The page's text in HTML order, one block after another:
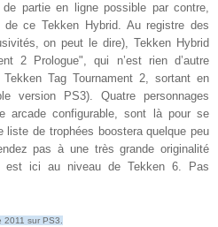
partie en ligne possible par contre,
de ce Tekken Hybrid. Au registre des
on peut le dire), Tekken Hybrid
2 Prologue", qui n’est rien d’autre
Tag Tournament 2, sortant en
version PS3). Quatre personnages
arcade configurable, sont là pour se
liste de trophées boostera quelque peu
pas à une très grande originalité
est ici au niveau de Tekken 6. Pas
2011 sur PS3.